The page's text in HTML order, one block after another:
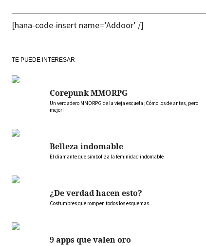
[hana-code-insert name=’Addoor’ /]
TE PUEDE INTERESAR
Corepunk MMORPG
Un verdadero MMORPG de la vieja escuela ¡Cómo los de antes, pero
mejor!
Belleza indomable
El diamante que simboliza la feminidad indomable
¿De verdad hacen esto?
Costumbres que rompen todos los esquemas
9 apps que valen oro